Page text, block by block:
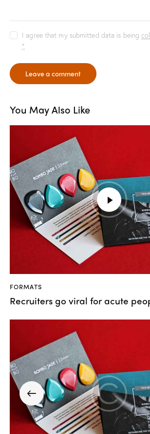
I agree that my submitted data is being
*
You May Also Like
FORMATS
Recruiters go viral for acute